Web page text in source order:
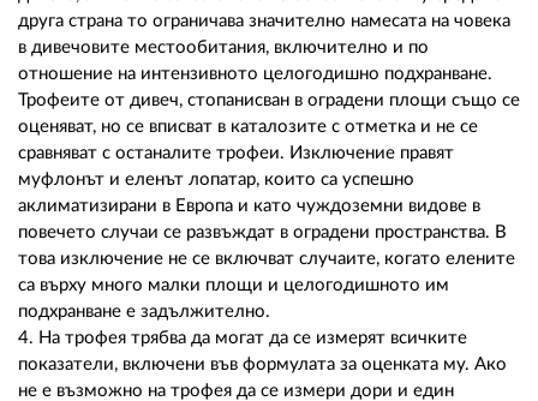
друга страна то ограничава значително намесата на човека
в дивечовите местообитания, включително и по
отношение на интензивното целогодишно подхранване.
Трофеите от дивеч, стопанисван в оградени площи също се
оценяват, но се вписват в каталозите с отметка и не се
сравняват с останалите трофеи. Изключение правят
муфлонът и еленът лопатар, които са успешно
аклиматизирани в Европа и като чуждоземни видове в
повечето случаи се развъждат в оградени пространства. В
това изключение не се включват случаите, когато елените
са върху много малки площи и целогодишното им
подхранване е задължително.
4. На трофея трябва да могат да се измерят всичките
показатели, включени във формулата за оценката му. Ако
не е възможно на трофея да се измери дори и един